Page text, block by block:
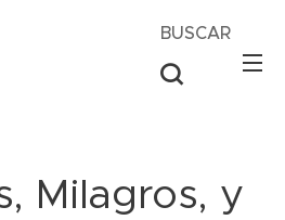
BUSCAR
Milagros, y